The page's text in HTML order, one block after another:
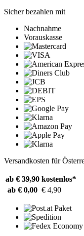
Sicher bezahlen mit
Nachnahme
Vorauskasse
Versandkosten für
ab € 39,90 kostenlos*
ab € 0,00 € 4,90